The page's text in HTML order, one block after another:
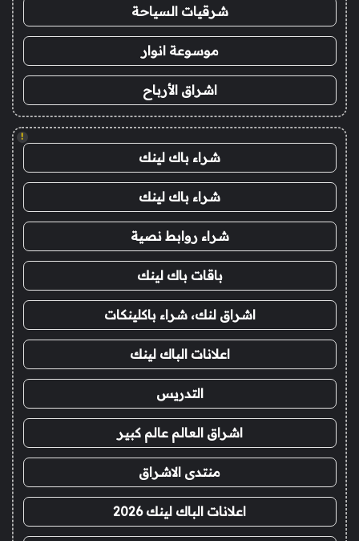
شرقيات السياحة
موسوعة انوار
اشراق الأرباح
!
شراء باك لينك
شراء باك لينك
شراء روابط نصية
باقات باك لينك
اشراق لنك، شراء باكلينكات
اعلانات الباك لينك
التدريس
اشراق العالم عالم كبير
منتدى الاشراق
اعلانات الباك لينك 2026